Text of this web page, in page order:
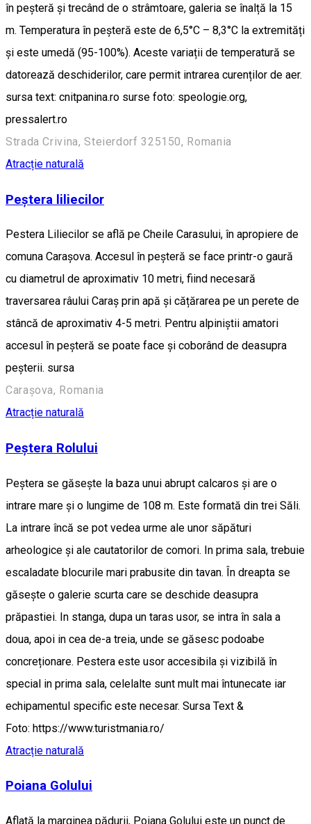
în peșteră și trecând de o strâmtoare, galeria se înalță la 15
m. Temperatura în peșteră este de 6,5°C – 8,3°C la extremități
și este umedă (95-100%). Aceste variații de temperatură se
datorează deschiderilor, care permit intrarea curenților de aer.
sursa text: cnitpanina.ro surse foto: speologie.org,
pressalert.ro
Strada Crivina, Steierdorf 325150, Romania
Atracție naturală
Peștera liliecilor
Pestera Liliecilor se află pe Cheile Carasului, în apropiere de
comuna Carașova. Accesul în peșteră se face printr-o gaură
cu diametrul de aproximativ 10 metri, fiind necesară
traversarea râului Caraș prin apă și cățărarea pe un perete de
stâncă de aproximativ 4-5 metri. Pentru alpiniștii amatori
accesul în peșteră se poate face și coborând de deasupra
peșterii. sursa
Carașova, Romania
Atracție naturală
Peștera Rolului
Peștera se găsește la baza unui abrupt calcaros și are o
intrare mare și o lungime de 108 m. Este formată din trei Săli.
La intrare încă se pot vedea urme ale unor săpături
arheologice și ale cautatorilor de comori. In prima sala, trebuie
escaladate blocurile mari prabusite din tavan. În dreapta se
găsește o galerie scurta care se deschide deasupra
prăpastiei. In stanga, dupa un taras usor, se intra în sala a
doua, apoi in cea de-a treia, unde se găsesc podoabe
concreționare. Pestera este usor accesibila și vizibilă în
special in prima sala, celelalte sunt mult mai întunecate iar
echipamentul specific este necesar. Sursa Text &
Foto: https://www.turistmania.ro/
Atracție naturală
Poiana Golului
Aflată la marginea pădurii, Poiana Golului este un punct de